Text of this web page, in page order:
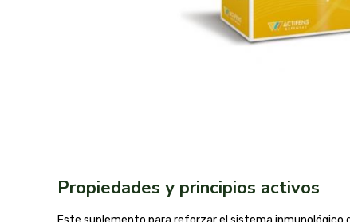
Propiedades y principios activos